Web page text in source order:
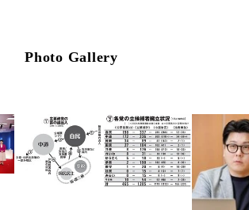
Photo Gallery